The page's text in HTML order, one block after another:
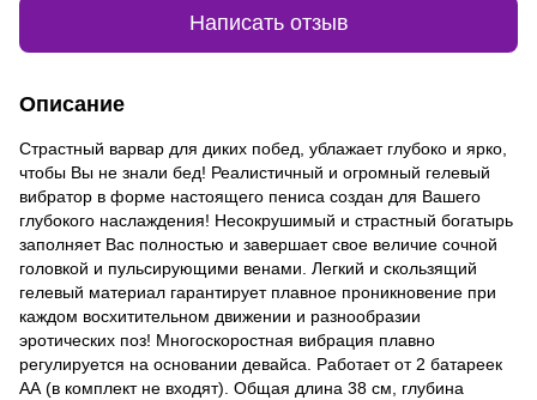
Написать отзыв
Описание
Страстный варвар для диких побед, ублажает глубоко и ярко,
чтобы Вы не знали бед! Реалистичный и огромный гелевый
вибратор в форме настоящего пениса создан для Вашего
глубокого наслаждения! Несокрушимый и страстный богатырь
заполняет Вас полностью и завершает свое величие сочной
головкой и пульсирующими венами. Легкий и скользящий
гелевый материал гарантирует плавное проникновение при
каждом восхитительном движении и разнообразии
эротических поз! Многоскоростная вибрация плавно
регулируется на основании девайса. Работает от 2 батареек
AА (в комплект не входят). Общая длина 38 см, глубина